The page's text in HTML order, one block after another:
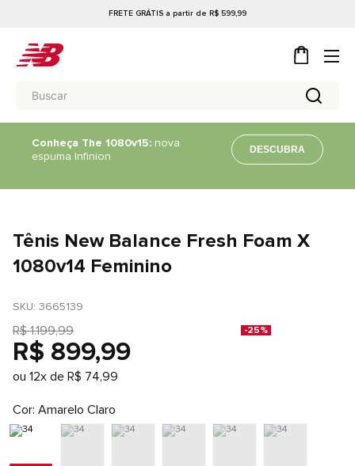
FRETE GRÁTIS a partir de R$ 599,99
Conheça The 1080v15: nova
espuma Infinion
DESCUBRA
Tênis New Balance Fresh Foam X
1080v14 Feminino
SKU: 3665139
R$ 1.199,99 -25%
R$ 899,99
ou 12x de R$ 74,99
Cor Amarelo Claro